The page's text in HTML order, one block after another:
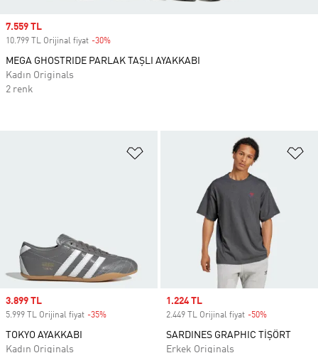
Favori Listesine Ekle
Sale price
3.899 TL
5.999 TL Orijinal fiyat -35%
TOKYO AYAKKABI
Kadın Originals
Sale price
1.224 TL
2.449 TL Orijinal fiyat -50%
SARDINES GRAPHIC TİŞÖRT
Erkek Originals
Sale price
7.559 TL
10.799 TL Orijinal fiyat -30%
MEGA GHOSTRIDE PARLAK TAŞLI AYAKKABI
Kadın Originals
2 renk